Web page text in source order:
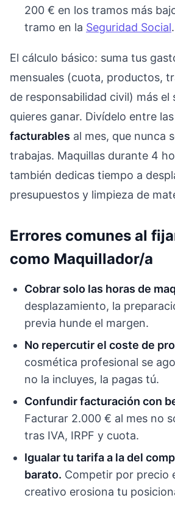
200 € en los tramos más
tramo en la Seguridad Social.
El cálculo básico: suma tus
mensuales (cuota, productos,
de responsabilidad civil) más el
quieres ganar. Divídelo entre
facturables al mes, que nunca
trabajas. Maquillas durante 4
también dedicas tiempo a
presupuestos y limpieza de
Errores comunes al
como Maquillador/a
Cobrar solo las horas de
desplazamiento, la
previa hunde el margen.
No repercutir el coste de
cosmética profesional se
no la incluyes, la pagas tú.
Confundir facturación con
Facturar 2.000 € al mes no
tras IVA, IRPF y cuota.
Igualar tu tarifa a la del
barato. Competir por precio
creativo erosiona tu